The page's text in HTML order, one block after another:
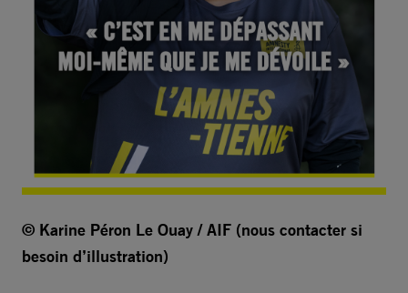
© Karine Péron Le Ouay / AIF (nous contacter si
besoin d’illustration)